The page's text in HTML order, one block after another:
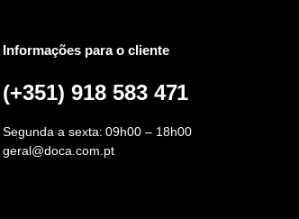
Informações para o cliente
(+351) 918 583 471
Segunda a sexta: 09h00 – 18h00
geral@doca.com.pt